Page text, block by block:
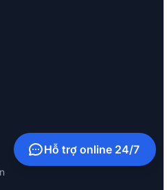
Hỗ trợ online 24/7